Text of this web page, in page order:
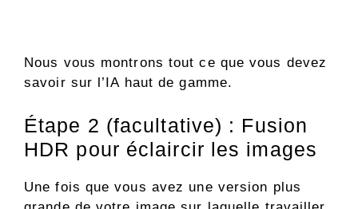
Nous vous montrons tout ce que vous devez
savoir sur l’IA haut de gamme.
Étape 2 (facultative) : Fusion
HDR pour éclaircir les images
Une fois que vous avez une version plus